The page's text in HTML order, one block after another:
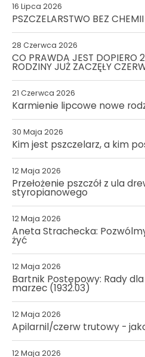
16 Lipca 2026
PSZCZELARSTWO BEZ
28 Czerwca 2026
CO PRAWDA JEST DOPIERO
RODZINY JUŻ ZACZĘŁY
21 Czerwca 2026
Karmienie lipcowe nowe
30 Maja 2026
Kim jest pszczelarz, a kim
12 Maja 2026
Przełożenie pszczół z ula
styropianowego
12 Maja 2026
Aneta Strachecka:
żyć
12 Maja 2026
Bartnik Postępowy: Rady
marzec (1932.03)
12 Maja 2026
Apilarnil/czerw trutowy -
12 Maja 2026